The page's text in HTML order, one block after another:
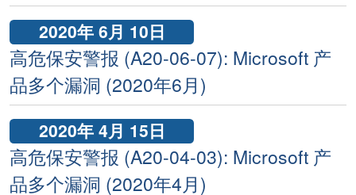
2020年 6月 10日
高危保安警报 (A20-06-07): Microsoft 产
品多个漏洞 (2020年6月)
2020年 4月 15日
高危保安警报 (A20-04-03): Microsoft 产
品多个漏洞 (2020年4月)